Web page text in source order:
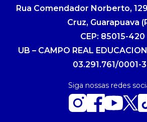
Rua Comendador Norberto,
Cruz, Guarapuava
CEP: 85015-420
UB – CAMPO REAL
03.291.761/0001-
Siga nossas redes